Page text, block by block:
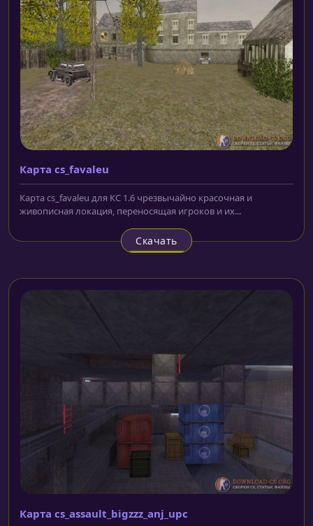
Карта cs_favaleu
Карта cs_favaleu для КС 1.6 чрезвычайно красочная и
живописная локация, переносящая игроков и их...
Скачать
Карта cs_assault_bigzzz_anj_upc